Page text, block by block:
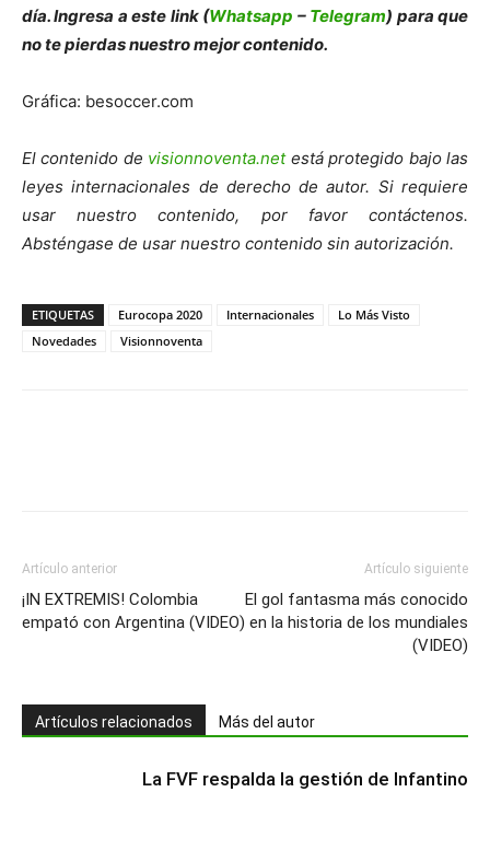
día. Ingresa a este link (Whatsapp – Telegram) para que
no te pierdas nuestro mejor contenido.
Gráfica: besoccer.com
El contenido de visionnoventa.netestá protegido bajo las
leyes internacionales de derecho de autor. Si requiere
usar nuestro contenido, por favor contáctenos.
Absténgase de usar nuestro contenido sin autorización.
ETIQUETAS Eurocopa 2020 Internacionales
Lo Más Visto
Novedades
Visionnoventa
Artículo anterior
¡IN EXTREMIS! Colombia
empató con Argentina (VIDEO)
Artículo siguiente
El gol fantasma más conocido
en la historia de los mundiales
(VIDEO)
Artículos relacionados Más del autor
La FVF respalda la gestión de Infantino